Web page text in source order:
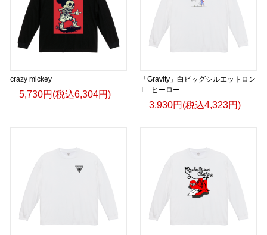
crazy mickey
5,730円(税込6,304円)
「Gravity」白ビッグシルエットロン
T ヒーロー
3,930円(税込4,323円)